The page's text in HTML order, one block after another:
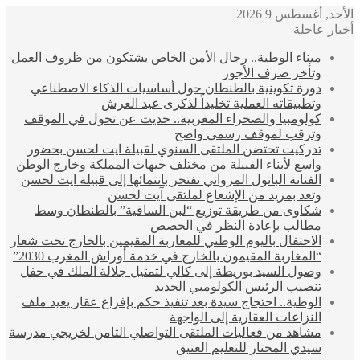
الأحد, أغسطس 9 2026
أخبار عاجلة
ميناء الوطية.. رجال الأمن الخاص يشتكون من ظروف العمل
وتأخر صرف الأجور
دورة تكوينية بالطنطان حول أساسيات الذكاء الاصطناعي
وتطبيقاته العملية تخليداً لذكرى عيد العرش
كولومبيا والصحراء المغربية.. حديث عن تحول في الموقف
وترقب لموقف رسمي واضح
تدركيت تحتضن الملتقى السنوي لقبيلة ايت لحسن بحضور
واسع لأبناء القبيلة من مختلف جيهات المملكة وخارج الوطن
الفنانة الباتول المرواني تفتخر بانتمائها إلى قبيلة ايت لحسن
وتعد بمزيد من الإشعاع لملتقى آيت لحسن
شكاوى من طريقة توزيع “لبن الساقية” بالطنطان وسط
مطالب بإعادة النظر في الحصص
الاحتفال باليوم الوطني للمغاربة المقيمين بالخارج تحت شعار
“المغاربة المقيمون بالخارج في خدمة أوراش المغرب 2030”
وصول السيد بوريطة إلى كالي لتمثيل جلالة الملك في حفل
تنصيب الرئيس الكولومبي الجديد
الوطية.. احتجاج سيدة بعد تنفيذ حكم بإفراغ عقار يعيد ملف
النزاعات العقارية إلى الواجهة
مشاهد من فعاليات الملتقى التواصلي الثامن لخريجي مدرسة
سيدي المختار للتعليم العتيق